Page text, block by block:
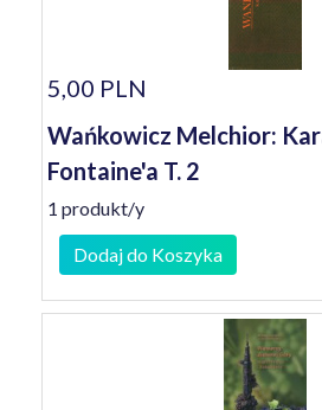
5,00 PLN
Wańkowicz Melchior:
Fontaine'a T. 2
1 produkt/y
Dodaj do Koszyka